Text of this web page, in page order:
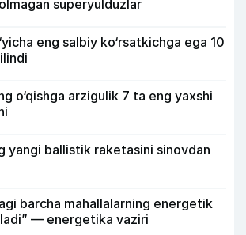
superyulduzlar
eng salbiy ko‘rsatkichga ega 10
o‘qishga arzigulik 7 ta eng yaxshi
yangi ballistik raketasini sinovdan
barcha mahallalarning energetik
— energetika vaziri